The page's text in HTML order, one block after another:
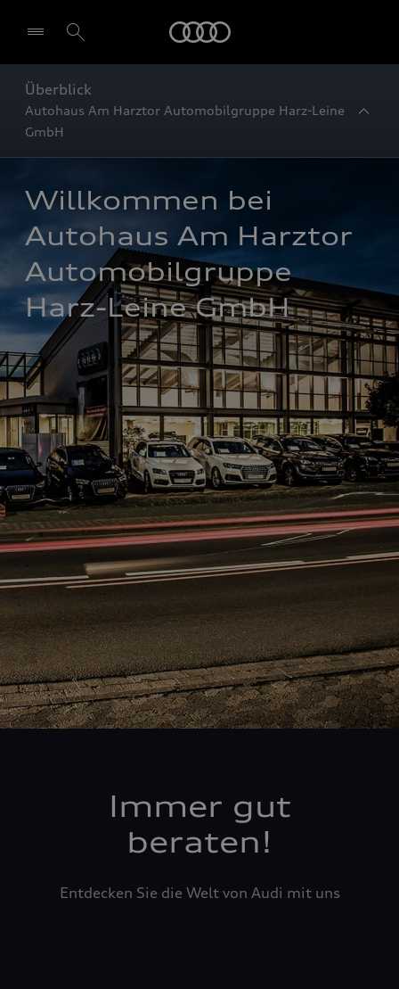
Überblick
Autohaus Am Harztor Automobilgruppe Harz-Leine
GmbH
Willkommen bei
Autohaus Am Harztor
Automobilgruppe
Harz-Leine GmbH
Immer gut
beraten!
Entdecken Sie die Welt von Audi mit uns